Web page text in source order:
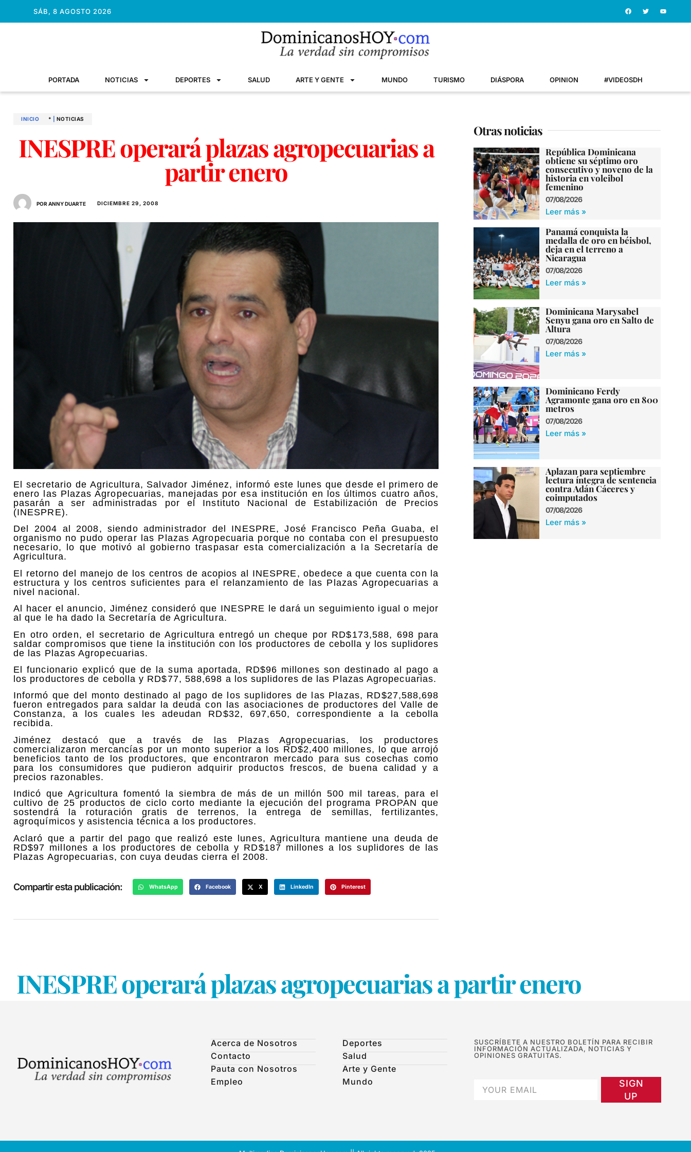
SÁB, 8 AGOSTO 2026
PORTADA NOTICIAS DEPORTES SALUD ARTE Y GENTE MUNDO TURISMO DIÁSPORA OPINION #VIDEOSDH
INICIO * NOTICIAS
INESPRE operará plazas agropecuarias a
partir enero
POR ANNY DUARTE DICIEMBRE 29, 2008
El secretario de Agricultura, Salvador Jiménez, informó este lunes que desde el primero de
enero las Plazas Agropecuarias, manejadas por esa institución en los últimos cuatro años,
pasarán a ser administradas por el Instituto Nacional de Estabilización de Precios
(INESPRE).
Del 2004 al 2008, siendo administrador del INESPRE, José Francisco Peña Guaba, el
organismo no pudo operar las Plazas Agropecuaria porque no contaba con el presupuesto
necesario, lo que motivó al gobierno traspasar esta comercialización a la Secretaría de
Agricultura.
El retorno del manejo de los centros de acopios al INESPRE, obedece a que cuenta con la
estructura y los centros suficientes para el relanzamiento de las Plazas Agropecuarias a
nivel nacional.
Al hacer el anuncio, Jiménez consideró que INESPRE le dará un seguimiento igual o mejor
al que le ha dado la Secretaría de Agricultura.
En otro orden, el secretario de Agricultura entregó un cheque por RD$173,588, 698 para
saldar compromisos que tiene la institución con los productores de cebolla y los suplidores
de las Plazas Agropecuarias.
El funcionario explicó que de la suma aportada, RD$96 millones son destinado al pago a
los productores de cebolla y RD$77, 588,698 a los suplidores de las Plazas Agropecuarias.
Informó que del monto destinado al pago de los suplidores de las Plazas, RD$27,588,698
fueron entregados para saldar la deuda con las asociaciones de productores del Valle de
Constanza, a los cuales les adeudan RD$32, 697,650, correspondiente a la cebolla
recibida.
Jiménez destacó que a través de las Plazas Agropecuarias, los productores
comercializaron mercancías por un monto superior a los RD$2,400 millones, lo que arrojó
beneficios tanto de los productores, que encontraron mercado para sus cosechas como
para los consumidores que pudieron adquirir productos frescos, de buena calidad y a
precios razonables.
Indicó que Agricultura fomentó la siembra de más de un millón 500 mil tareas, para el
cultivo de 25 productos de ciclo corto mediante la ejecución del programa PROPAN que
sostendrá la roturación gratis de terrenos, la entrega de semillas, fertilizantes,
agroquímicos y asistencia técnica a los productores.
Aclaró que a partir del pago que realizó este lunes, Agricultura mantiene una deuda de
RD$97 millones a los productores de cebolla y RD$187 millones a los suplidores de las
Plazas Agropecuarias, con cuya deudas cierra el 2008.
Compartir esta publicación: WhatsApp Facebook X LinkedIn Pinterest
Otras noticias
República Dominicana
obtiene su séptimo oro
consecutivo y noveno de la
historia en voleibol
femenino
07/08/2026
Leer más »
Panamá conquista la
medalla de oro en béisbol,
deja en el terreno a
Nicaragua
07/08/2026
Leer más »
Dominicana Marysabel
Senyu gana oro en Salto de
Altura
07/08/2026
Leer más »
Dominicano Ferdy
Agramonte gana oro en 800
metros
07/08/2026
Leer más »
Aplazan para septiembre
lectura íntegra de sentencia
contra Adán Cáceres y
coimputados
07/08/2026
Leer más »
INESPRE operará plazas agropecuarias a partir enero
Acerca de Nosotros
Contacto
Pauta con Nosotros
Empleo
Deportes
Salud
Arte y Gente
Mundo
SUSCRÍBETE A NUESTRO BOLETÍN PARA RECIBIR
INFORMACIÓN ACTUALIZADA, NOTICIAS Y
OPINIONES GRATUITAS.
SIGN
UP